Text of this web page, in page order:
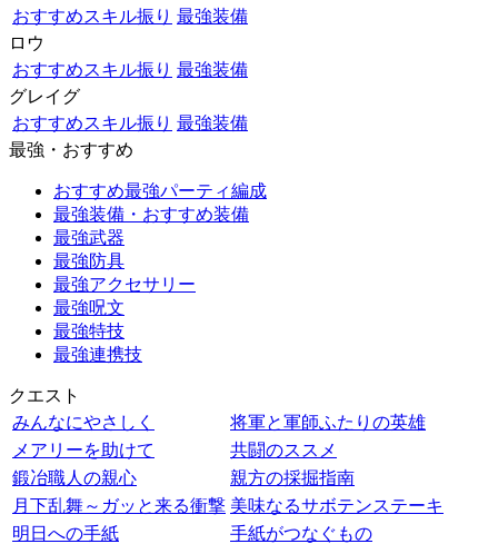
おすすめスキル振り 最強装備
ロウ
おすすめスキル振り 最強装備
グレイグ
おすすめスキル振り 最強装備
最強・おすすめ
おすすめ最強パーティ編成
最強装備・おすすめ装備
最強武器
最強防具
最強アクセサリー
最強呪文
最強特技
最強連携技
クエスト
みんなにやさしく
将軍と軍師ふたりの英雄
メアリーを助けて
共闘のススメ
鍛冶職人の親心
親方の採掘指南
月下乱舞～ガッと来る衝撃 美味なるサボテンステーキ
明日への手紙
手紙がつなぐもの